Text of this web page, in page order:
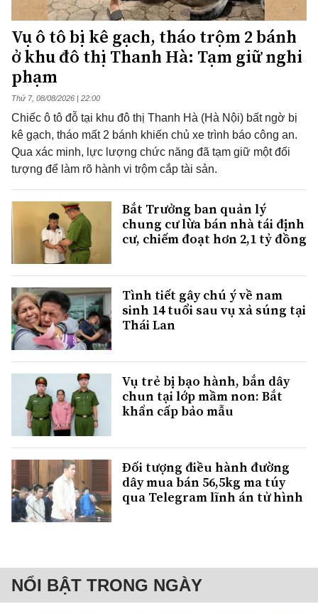
Vụ ô tô bị kê gạch, tháo trộm 2 bánh
ở khu đô thị Thanh Hà: Tạm giữ nghi
phạm
Thứ 7, 08/08/2026 | 22:00
Chiếc ô tô đỗ tại khu đô thị Thanh Hà (Hà Nội) bất ngờ bị
kê gạch, tháo mất 2 bánh khiến chủ xe trình báo công an.
Qua xác minh, lực lượng chức năng đã tạm giữ một đối
tượng để làm rõ hành vi trộm cắp tài sản.
Bắt Trưởng ban quản lý
chung cư lừa bán nhà tái định
cư, chiếm đoạt hơn 2,1 tỷ đồng
Tình tiết gây chú ý về nam
sinh 14 tuổi sau vụ xả súng tại
Thái Lan
Vụ trẻ bị bạo hành, bắn dây
chun tại lớp mầm non: Bắt
khẩn cấp bảo mẫu
Đối tượng điều hành đường
dây mua bán 56,5kg ma túy
qua Telegram lĩnh án tử hình
NỔI BẬT TRONG NGÀY